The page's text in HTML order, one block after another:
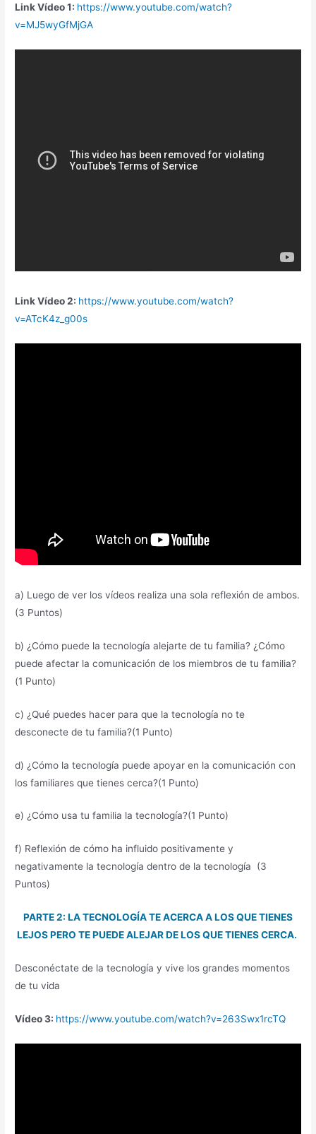
Link Vídeo1: https://www.youtube.com/watch?
v=MJ5wyGfMjGA
Link Vídeo2: https://www.youtube.com/watch?
v=ATcK4z_g00s
a) Luego de ver los vídeos realiza una sola reflexión de ambos.
(3 Puntos)
b) ¿Cómo puede la tecnología alejarte de tu familia? ¿Cómo
puede afectar la comunicación de los miembros de tu familia?
(1 Punto)
c) ¿Qué puedes hacer para que la tecnología no te
desconecte de tu familia?(1 Punto)
d) ¿Cómo la tecnología puede apoyar en la comunicación con
los familiares que tienes cerca?(1 Punto)
e) ¿Cómo usa tu familia la tecnología?(1 Punto)
f) Reflexión de cómo ha influido positivamente y
negativamente la tecnología dentro de la tecnología (3
Puntos)
PARTE 2: LA TECNOLOGÍA TE ACERCA A LOS QUE TIENES
LEJOS PERO TE PUEDE ALEJAR DE LOS QUE TIENES CERCA.
Desconéctate de la tecnología y vive los grandes momentos
de tu vida
Vídeo3: https://www.youtube.com/watch?v=263Swx1rcTQ